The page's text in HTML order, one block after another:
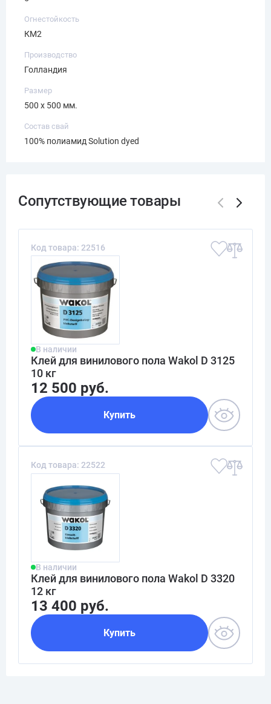
Огнестойкость
КМ2
Производство
Голландия
Размер
500 х 500 мм.
Состав свай
100% полиамид Solution dyed
Код товара: 22516
В наличии
Клей для винилового пола Wakol D 3125
10 кг
12 500 руб.
Купить
Код товара: 22522
В наличии
Клей для винилового пола Wakol D 3320
12 кг
13 400 руб.
Купить